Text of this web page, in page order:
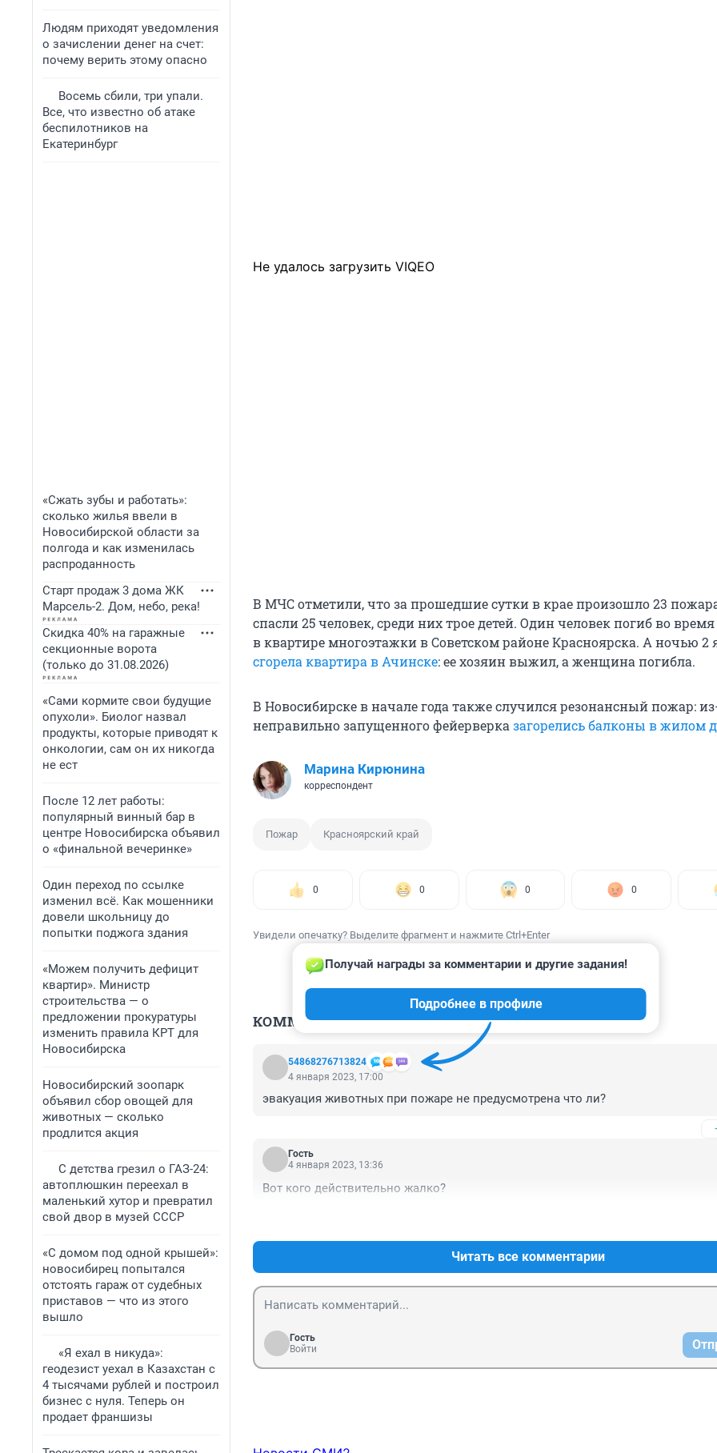
Людям приходят уведомления
о зачислении денег на счет:
почему верить этому опасно
Восемь сбили, три упали.
Все, что известно об атаке
беспилотников на
Екатеринбург
«Сжать зубы и работать»:
сколько жилья ввели в
Новосибирской области за
полгода и как изменилась
распроданность
Старт продаж 3 дома ЖК
Марсель-2. Дом, небо, река!
Скидка 40% на гаражные
секционные ворота
(только до 31.08.2026)
«Сами кормите свои будущие
опухоли». Биолог назвал
продукты, которые приводят к
онкологии, сам он их никогда
не ест
После 12 лет работы:
популярный винный бар в
центре Новосибирска объявил
о «финальной вечеринке»
Один переход по ссылке
изменил всё. Как мошенники
довели школьницу до
попытки поджога здания
«Можем получить дефицит
квартир». Министр
строительства — о
предложении прокуратуры
изменить правила КРТ для
Новосибирска
Новосибирский зоопарк
объявил сбор овощей для
животных — сколько
продлится акция
С детства грезил о ГАЗ-24:
автоплюшкин переехал в
маленький хутор и превратил
свой двор в музей СССР
«С домом под одной крышей»:
новосибирец попытался
отстоять гараж от судебных
приставов — что из этого
вышло
«Я ехал в никуда»:
геодезист уехал в Казахстан с
4 тысячами рублей и построил
бизнес с нуля. Теперь он
продает франшизы
Не удалось загрузить VIQEO
В МЧС отметили, что за прошедшие сутки в крае произошло 23
спасли 25 человек, среди них трое детей. Один человек погиб во
в квартире многоэтажки в Советском районе Красноярска. А ночью 2
сгорела квартира в Ачинске: ее хозяин выжил, а женщина погибла.
В Новосибирске в начале года также случился резонансный пожар:
неправильно запущенного фейерверка загорелись балконы в жилом
Марина Кирюнина
корреспондент
Пожар Красноярский край
0 0 0 0
Увидели опечатку? Выделите фрагмент и нажмите Ctrl+Enter
КОММЕНТАРИИ 16
54868276713824
Получай награды за комментарии и другие задания!
Подробнее в профиле
4 января 2023, 17:00
эвакуация животных при пожаре не предусмотрена что ли?
Гость
4 января 2023, 13:36
Вот кого действительно жалко?
Читать все комментарии
Гость
Войти